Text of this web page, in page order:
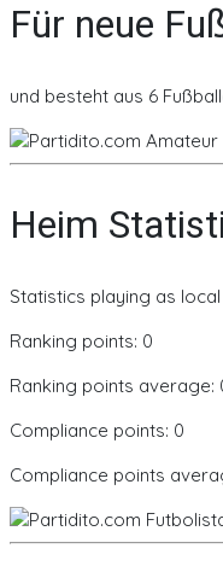
Für neue
und besteht aus 6
Heim
Statistics playing as
Ranking points: 0
Ranking points average:
Compliance points: 0
Compliance points